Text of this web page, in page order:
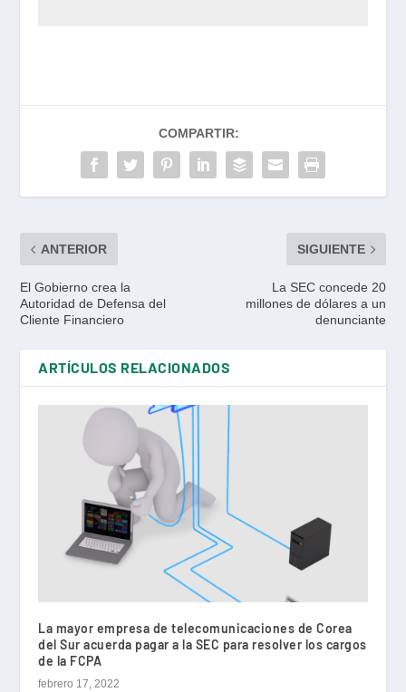
COMPARTIR:
ANTERIOR
El Gobierno crea la
Autoridad de Defensa del
Cliente Financiero
SIGUIENTE
La SEC concede 20
millones de dólares a un
denunciante
ARTÍCULOS RELACIONADOS
La mayor empresa de telecomunicaciones de Corea
del Sur acuerda pagar a la SEC para resolver los cargos
de la FCPA
febrero 17, 2022